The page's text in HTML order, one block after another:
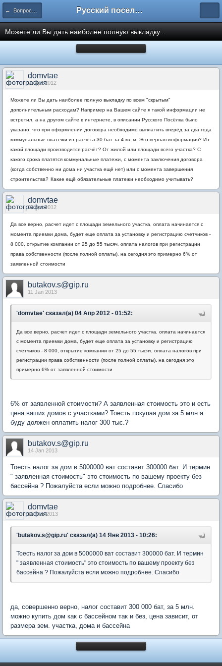
← Вопросы и обсуждения по строительству домов в русском поселке BAAN DUSIT PATTAYA Русский поселок в Таиланде
Можете ли Вы дать наиболее полную выкладку...
domvtae
03 Apr 2012
Можете ли Вы дать наиболее полную выкладку по всем "скрытым"
дополнительным расходам? Например на Вашем сайте я такой информации не
встретил, а на другом сайте в интернете, в описании Русского Посёлка было
указано, что при оформлении договора необходимо выплатить вперёд за два года
коммунальные платежи из расчёта 30 бат за 4 кв. м. Это верная информация? Из
какой площади производится расчёт? От жилой или площади всего участка? С
какого срока платятся коммунальные платежи, с момента заключения договора
(когда собственно ни дома ни участка ещё нет) или с момента завершения
строительства? Какие ещё обязательные платежи необходимо учитывать?
domvtae
03 Apr 2012
Да все верно, расчет идет с площади земельного участка, оплата начинается с
момента приемки дома, будет еще оплата за установку и регистрацию счетчиков -
8 000, открытие компании от 25 до 55 тысяч, оплата налогов при регистрации
права собственности (после полной оплаты), на сегодня это примерно 6% от
заявленной стоимости
butakov.s@gip.ru
11 Jan 2013
'domvtae' сказал(а) 04 Апр 2012 - 01:52:
Да все верно, расчет идет с площади земельного участка, оплата начинается
с момента приемки дома, будет еще оплата за установку и регистрацию
счетчиков - 8 000, открытие компании от 25 до 55 тысяч, оплата налогов при
регистрации права собственности (после полной оплаты), на сегодня это
примерно 6% от заявленной стоимости
6% от заявленной стоимости? А заявленная стоимость это и есть
цена ваших домов с участками? Тоесть покупая дом за 5 млн.я
буду должен оплатить налог 300 тыс.?
butakov.s@gip.ru
14 Jan 2013
Тоесть налог за дом в 5000000 ват составит 300000 бат. И термин
" заявленная стоимость" это стоимость по вашему проекту без
бассейна ? Пожалуйста если можно подробнее. Спасибо
domvtae
18 Mar 2013
'butakov.s@gip.ru' сказал(а) 14 Янв 2013 - 10:26:
Тоесть налог за дом в 5000000 ват составит 300000 бат. И термин
" заявленная стоимость" это стоимость по вашему проекту без
бассейна ? Пожалуйста если можно подробнее. Спасибо
да, совершенно верно, налог составит 300 000 бат, за 5 млн.
можно купить дом как с бассейном так и без, цена зависит, от
размера зем. участка, дома и бассейна